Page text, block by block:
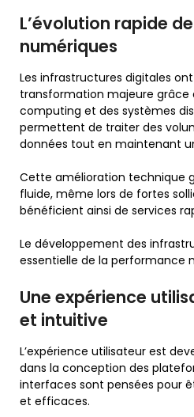
L’évolution rapide
numériques
Les infrastructures digitales
transformation majeure grâce
computing et des systèmes
permettent de traiter des
données tout en maintenant
Cette amélioration technique
fluide, même lors de fortes
bénéficient ainsi de services
Le développement des
essentielle de la performance
Une expérience
et intuitive
L’expérience utilisateur est
dans la conception des
interfaces sont pensées pour
et efficaces.